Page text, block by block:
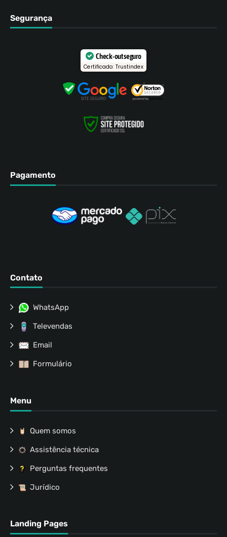
Segurança
Check-out seguro
Certificado: Trustindex
Pagamento
Contato
WhatsApp
Televendas
Email
Formulário
Menu
Quem somos
Assistência técnica
Perguntas frequentes
Jurídico
Landing Pages